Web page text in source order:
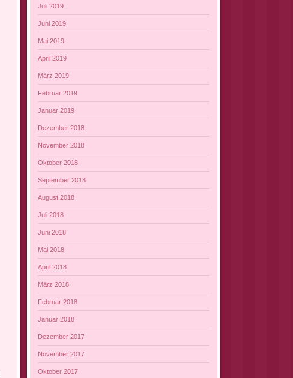
Juli 2019
Juni 2019
Mai 2019
April 2019
März 2019
Februar 2019
Januar 2019
Dezember 2018
November 2018
Oktober 2018
September 2018
August 2018
Juli 2018
Juni 2018
Mai 2018
April 2018
März 2018
Februar 2018
Januar 2018
Dezember 2017
November 2017
Oktober 2017